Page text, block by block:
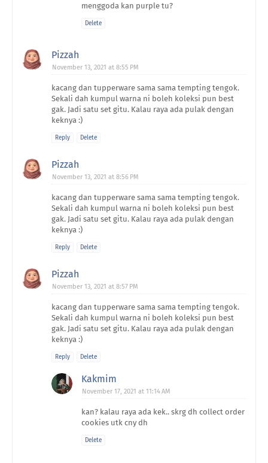
menggoda kan purple tu?
Delete
Pizzah
November 13, 2021 at 8:55 PM
kacang dan tupperware sama sama tempting tengok.
Sekali dah kumpul warna ni boleh koleksi pun best
gak. Jadi satu set gitu. Kalau raya ada pulak dengan
keknya :)
Reply Delete
Pizzah
November 13, 2021 at 8:56 PM
kacang dan tupperware sama sama tempting tengok.
Sekali dah kumpul warna ni boleh koleksi pun best
gak. Jadi satu set gitu. Kalau raya ada pulak dengan
keknya :)
Reply Delete
Pizzah
November 13, 2021 at 8:57 PM
kacang dan tupperware sama sama tempting tengok.
Sekali dah kumpul warna ni boleh koleksi pun best
gak. Jadi satu set gitu. Kalau raya ada pulak dengan
keknya :)
Reply Delete
Kakmim
November 17, 2021 at 11:14 AM
kan? kalau raya ada kek.. skrg dh collect order
cookies utk cny dh
Delete